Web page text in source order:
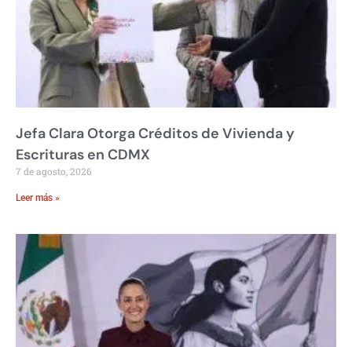
Jefa Clara Otorga Créditos de Vivienda y
Escrituras en CDMX
7 de agosto, 2026
Leer más »